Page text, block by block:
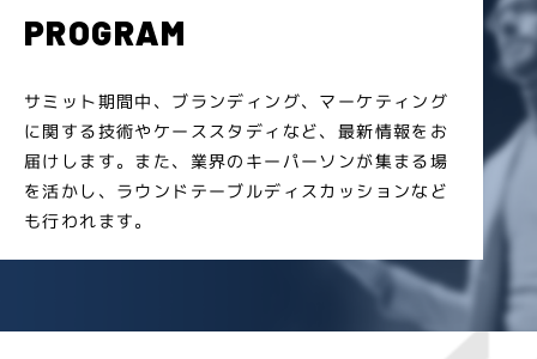
PROGRAM
サミット期間中、ブランディング、マーケティング
に関する技術やケーススタディなど、最新情報をお
届けします。また、業界のキーパーソンが集まる場
を活かし、ラウンドテーブルディスカッションなど
も行われます。